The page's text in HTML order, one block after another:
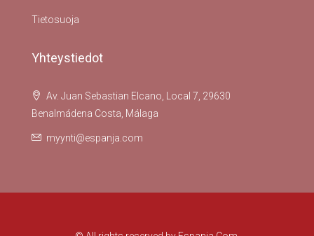
Tietosuoja
Yhteystiedot
Av. Juan Sebastian Elcano, Local 7, 29630
Benalmádena Costa, Málaga
myynti@espanja.com